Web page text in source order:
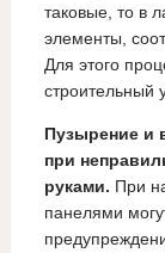
таковые, то в
элементы,
Для этого
строительный
Пузырение и
при
руками. При
панелями